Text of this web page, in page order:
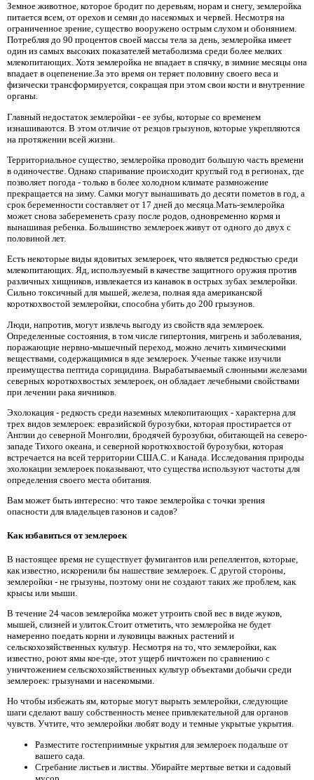
Земное животное, которое бродит по деревьям, норам и снегу, землеройка
питается всем, от орехов и семян до насекомых и червей. Несмотря на
ограниченное зрение, существо вооружено острым слухом и обонянием.
Потребляя до 90 процентов своей массы тела за день, землеройка имеет
один из самых высоких показателей метаболизма среди более мелких
млекопитающих. Хотя землеройка не впадает в спячку, в зимние месяцы она
впадает в оцепенение.За это время он теряет половину своего веса и
физически трансформируется, сокращая при этом свои кости и внутренние
органы.
Главный недостаток землеройки - ее зубы, которые со временем
изнашиваются. В этом отличие от резцов грызунов, которые укрепляются
на протяжении всей жизни.
Территориальное существо, землеройка проводит большую часть времени
в одиночестве. Однако спаривание происходит круглый год в регионах, где
позволяет погода - только в более холодном климате размножение
прекращается на зиму. Самки могут вынашивать до десяти пометов в год, а
срок беременности составляет от 17 дней до месяца.Мать-землеройка
может снова забеременеть сразу после родов, одновременно кормя и
вынашивая ребенка. Большинство землероек живут от одного до двух с
половиной лет.
Есть некоторые виды ядовитых землероек, что является редкостью среди
млекопитающих. Яд, используемый в качестве защитного оружия против
различных хищников, извлекается из канавок в острых зубах землеройки.
Сильно токсичный для мышей, железа, полная яда американской
короткохвостой землеройки, способна убить до 200 грызунов.
Люди, напротив, могут извлечь выгоду из свойств яда землероек.
Определенные состояния, в том числе гипертония, мигрень и заболевания,
поражающие нервно-мышечный переход, можно лечить химическими
веществами, содержащимися в яде землероек. Ученые также изучили
преимущества пептида сорицидина. Вырабатываемый слюнными железами
северных короткохвостых землероек, он обладает лечебными свойствами
при лечении рака яичников.
Эхолокация - редкость среди наземных млекопитающих - характерна для
трех видов землероек: евразийской бурозубки, которая простирается от
Англии до северной Монголии, бродячей бурозубки, обитающей на северо-
западе Тихого океана, и северной короткохвостой бурозубки, которая
встречается на всей территории США.С. и Канада. Исследования природы
эхолокации землероек показывают, что существа используют частоты для
определения своего места обитания.
Вам может быть интересно: что такое землеройка с точки зрения
опасности для владельцев газонов и садов?
Как избавиться от землероек
В настоящее время не существует фумигантов или репеллентов, которые,
как известно, искоренили бы нашествие землероек. С другой стороны,
землеройки - не грызуны, поэтому они не создают таких же проблем, как
крысы или мыши.
В течение 24 часов землеройка может утроить свой вес в виде жуков,
мышей, слизней и улиток.Стоит отметить, что землеройка не будет
намеренно поедать корни и луковицы важных растений и
сельскохозяйственных культур. Несмотря на то, что землеройки, как
известно, роют ямы кое-где, этот ущерб ничтожен по сравнению с
уничтожением сельскохозяйственных культур объектами добычи среди
землероек: грызунами и насекомыми.
Но чтобы избежать ям, которые могут вырыть землеройки, следующие
шаги сделают вашу собственность менее привлекательной для органов
чувств. Учтите, что землеройки любят воду и темные укрытые укрытия.
Разместите гостеприимные укрытия для землероек подальше от
вашего сада.
Сгребание листьев и листвы. Убирайте мертвые ветки и садовый